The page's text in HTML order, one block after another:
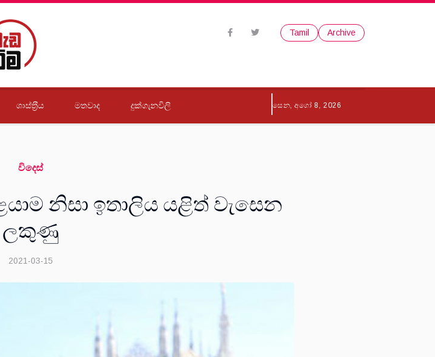
Tamil Archive
ශාස්ත‍්‍රීය මතවාද දුක්ගැනවිලි සෙන, අගෝ 8, 2026
විදෙස්
නිසා ඉතාලිය යළිත් වැසෙන
ලකුණු
2021-03-15